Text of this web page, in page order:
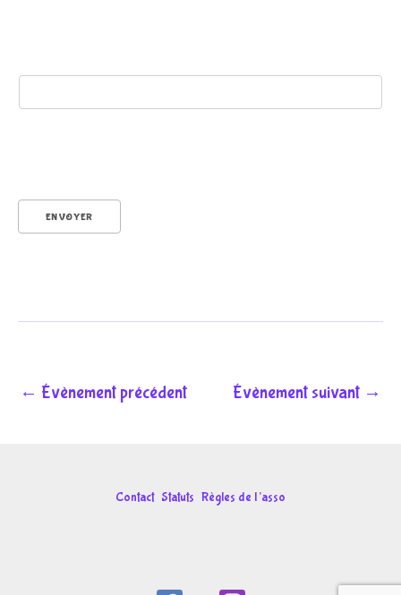
r
ENVOYER
← Évènement précédent Évènement suivant →
Contact Statuts Règles de l’asso